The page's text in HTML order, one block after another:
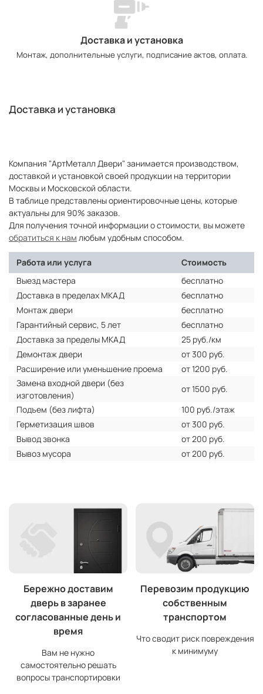
Доставка и установка
Монтаж, дополнительные услуги, подписание актов, оплата.
Доставка и установка
Компания "АртМеталл Двери" занимается производством,
доставкой и установкой своей продукции на территории
Москвы и Московской области.
В таблице представлены ориентировочные цены, которые
актуальны для 90% заказов.
Для получения точной информации о стоимости, вы можете
обратиться к нам любым удобным способом.
Работа или услуга
Стоимость
Выезд мастера
бесплатно
Доставка в пределах МКАД
бесплатно
Монтаж двери
бесплатно
Гарантийный сервис, 5 лет
бесплатно
Доставка за пределы МКАД
25 руб./км
Демонтаж двери
от 300 руб.
Расширение или уменьшение проема
от 1200 руб.
Замена входной двери (без
изготовления)
от 1500 руб.
Подъем (без лифта)
100 руб./этаж
Герметизация швов
от 300 руб.
Вывод звонка
от 200 руб.
Вывоз мусора
от 200 руб.
Бережно доставим
дверь в заранее
согласованные день и
время
Вам не нужно
самостоятельно решать
вопросы транспортировки
Перевозим продукцию
собственным
транспортом
Что сводит риск повреждения
к минимуму